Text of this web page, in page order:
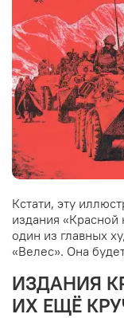
Кстати, эту
издания
один из главных
«Велес». Она
ИЗДАНИЯ
ИХ ЕЩЁ